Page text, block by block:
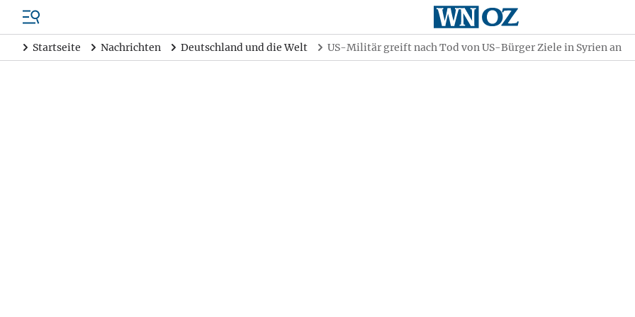
Startseite Nachrichten Deutschland und die Welt US-Militär greift nach Tod von US-Bürger Ziele in Syrien an